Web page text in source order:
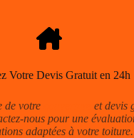
Votre Devis Gratuit en 24h
de votre
et devis
nous pour une
adaptées à votre toiture.